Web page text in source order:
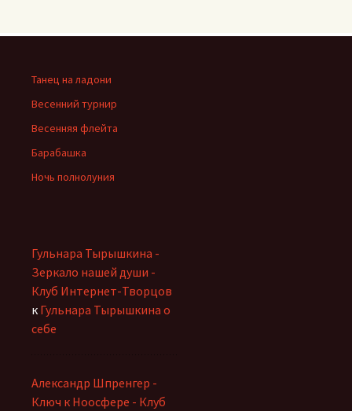
Танец на ладони
Весенний турнир
Весенняя флейта
Барабашка
Ночь полнолуния
Гульнара Тырышкина -
Зеркало нашей души -
Клуб Интернет-Творцов
к Гульнара Тырышкина о
себе
Александр Шпренгер -
Ключ к Ноосфере - Клуб